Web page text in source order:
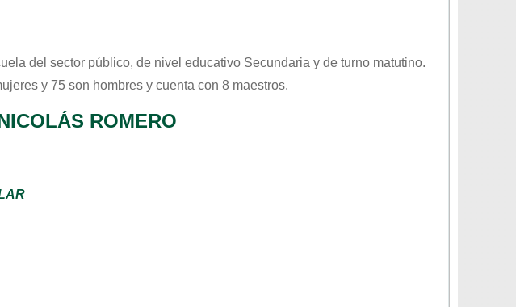
del sector público, de nivel educativo Secundaria y de turno matutino.
y 75 son hombres y cuenta con 8 maestros.
ROMERO